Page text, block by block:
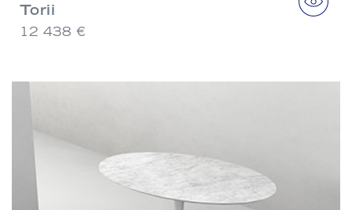
Torii
12 438 €